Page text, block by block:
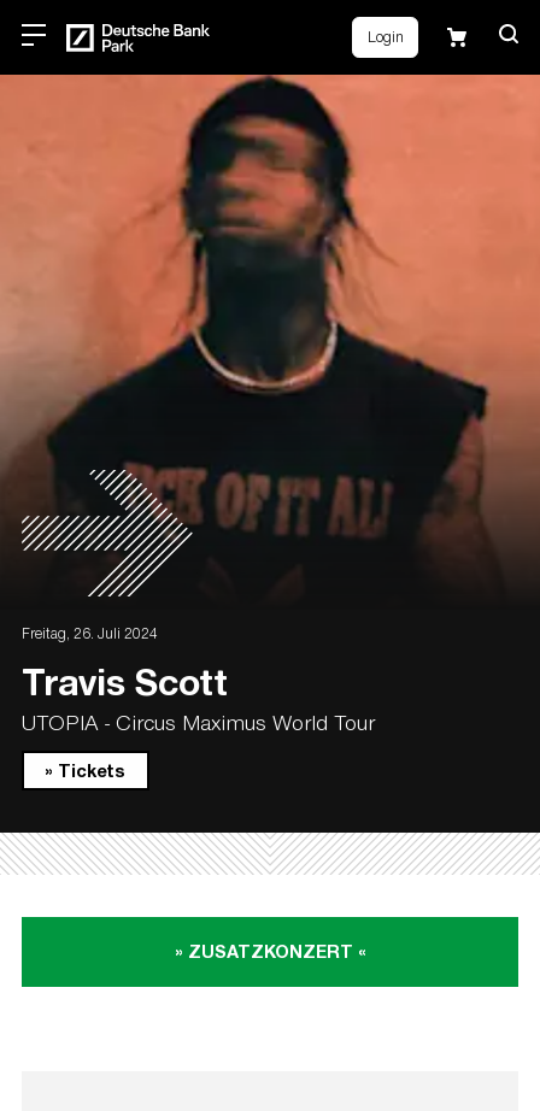
Login
Freitag, 26. Juli 2024
Travis Scott
UTOPIA - Circus Maximus World Tour
» Tickets
» ZUSATZKONZERT «